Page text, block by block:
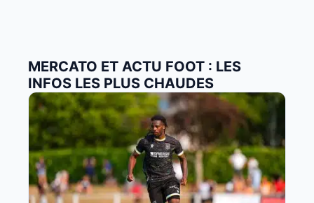
MERCATO ET ACTU FOOT : LES
INFOS LES PLUS CHAUDES